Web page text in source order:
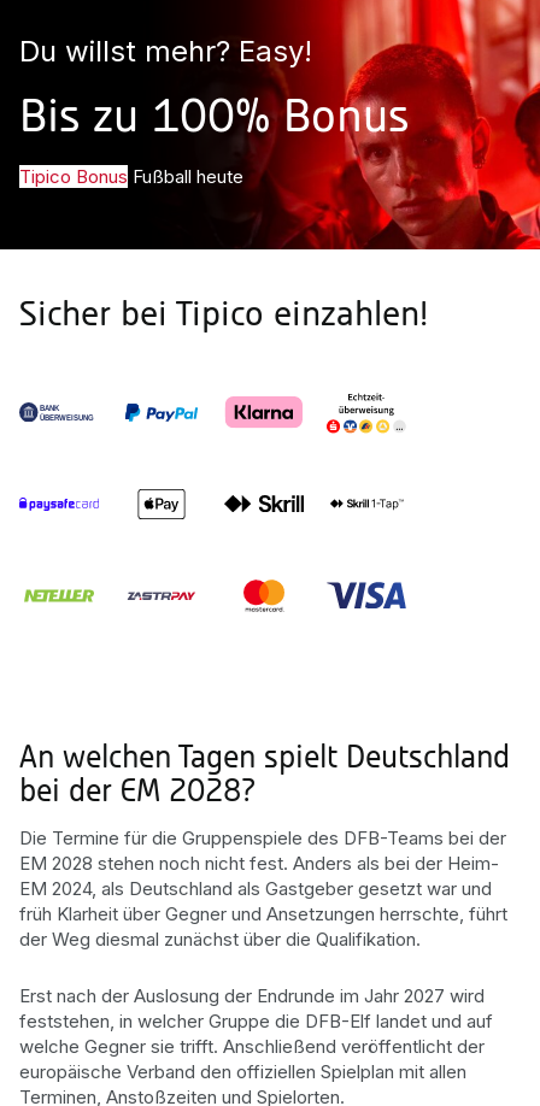
Du willst mehr? Easy!
Bis zu 100% Bonus
Tipico Bonus Fußball heute
Sicher bei Tipico einzahlen!
An welchen Tagen spielt Deutschland
bei der EM 2028?
Die Termine für die Gruppenspiele des DFB-Teams bei der
EM 2028 stehen noch nicht fest. Anders als bei der Heim-
EM 2024, als Deutschland als Gastgeber gesetzt war und
früh Klarheit über Gegner und Ansetzungen herrschte, führt
der Weg diesmal zunächst über die Qualifikation.
Erst nach der Auslosung der Endrunde im Jahr 2027 wird
feststehen, in welcher Gruppe die DFB-Elf landet und auf
welche Gegner sie trifft. Anschließend veröffentlicht der
europäische Verband den offiziellen Spielplan mit allen
Terminen, Anstoßzeiten und Spielorten.